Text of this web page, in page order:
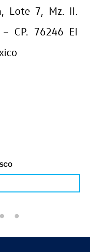
Lote 7, Mz. II.
CP. 76246 El